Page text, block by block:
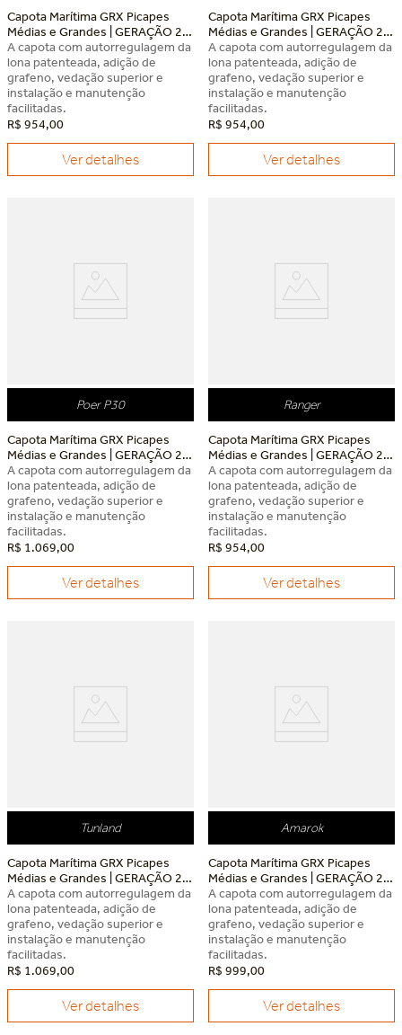
Capota Marítima GRX Picapes
Médias e Grandes | GERAÇÃO 2
Mitsubishi L200 Triton
A capota com autorregulagem da
lona patenteada, adição de
grafeno, vedação superior e
instalação e manutenção
facilitadas.
R$ 954,00
Ver detalhes
Capota Marítima GRX Picapes
Médias e Grandes | GERAÇÃO 2
Chevrolet S10
A capota com autorregulagem da
lona patenteada, adição de
grafeno, vedação superior e
instalação e manutenção
facilitadas.
R$ 954,00
Ver detalhes
Poer P30
Capota Marítima GRX Picapes
Médias e Grandes | GERAÇÃO 2
GWM Poer P30
A capota com autorregulagem da
lona patenteada, adição de
grafeno, vedação superior e
instalação e manutenção
facilitadas.
R$ 1.069,00
Ver detalhes
Ranger
Capota Marítima GRX Picapes
Médias e Grandes | GERAÇÃO 2
Ford Ranger
A capota com autorregulagem da
lona patenteada, adição de
grafeno, vedação superior e
instalação e manutenção
facilitadas.
R$ 954,00
Ver detalhes
Tunland
Capota Marítima GRX Picapes
Médias e Grandes | GERAÇÃO 2
Foton Tunland
A capota com autorregulagem da
lona patenteada, adição de
grafeno, vedação superior e
instalação e manutenção
facilitadas.
R$ 1.069,00
Ver detalhes
Amarok
Capota Marítima GRX Picapes
Médias e Grandes | GERAÇÃO 2
Volkswagen Amarok
A capota com autorregulagem da
lona patenteada, adição de
grafeno, vedação superior e
instalação e manutenção
facilitadas.
R$ 999,00
Ver detalhes